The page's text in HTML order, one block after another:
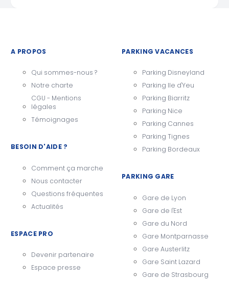
A PROPOS
Qui sommes-nous ?
Notre charte
CGU - Mentions
légales
Témoignages
BESOIN D'AIDE ?
Comment ça marche
Nous contacter
Questions fréquentes
Actualités
ESPACE PRO
Devenir partenaire
Espace presse
PARKING VACANCES
Parking Disneyland
Parking Ile d'Yeu
Parking Biarritz
Parking Nice
Parking Cannes
Parking Tignes
Parking Bordeaux
PARKING GARE
Gare de Lyon
Gare de l'Est
Gare du Nord
Gare Montparnasse
Gare Austerlitz
Gare Saint Lazard
Gare de Strasbourg